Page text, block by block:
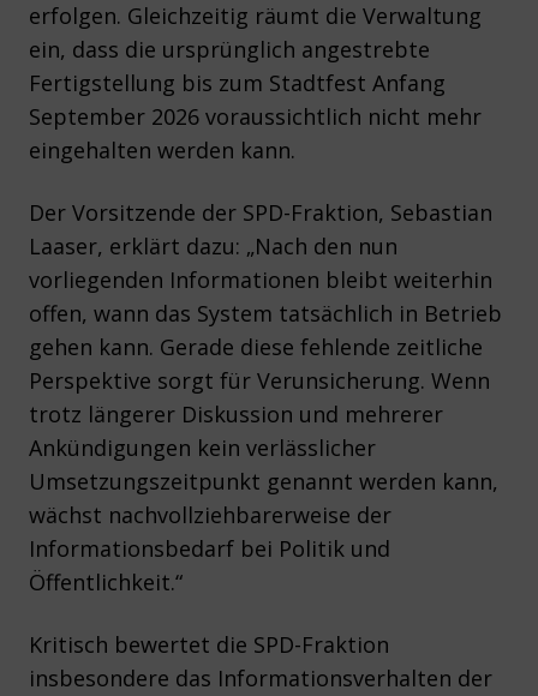
erfolgen. Gleichzeitig räumt die Verwaltung
ein, dass die ursprünglich angestrebte
Fertigstellung bis zum Stadtfest Anfang
September 2026 voraussichtlich nicht mehr
eingehalten werden kann.
Der Vorsitzende der SPD-Fraktion, Sebastian
Laaser, erklärt dazu: „Nach den nun
vorliegenden Informationen bleibt weiterhin
offen, wann das System tatsächlich in Betrieb
gehen kann. Gerade diese fehlende zeitliche
Perspektive sorgt für Verunsicherung. Wenn
trotz längerer Diskussion und mehrerer
Ankündigungen kein verlässlicher
Umsetzungszeitpunkt genannt werden kann,
wächst nachvollziehbarerweise der
Informationsbedarf bei Politik und
Öffentlichkeit.“
Kritisch bewertet die SPD-Fraktion
insbesondere das Informationsverhalten der